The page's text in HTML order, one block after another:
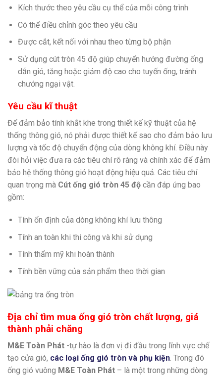
Kích thước theo yêu cầu cụ thể của mỗi công trình
Có thể điều chỉnh góc theo yêu cầu
Được cắt, kết nối với nhau theo từng bộ phận
Sử dụng cút tròn 45 độ giúp chuyển hướng đường ống
dẫn gió, tăng hoặc giảm độ cao cho tuyến ống, tránh
chướng ngại vật.
Yêu cầu kĩ thuật
Để đảm bảo tính khắt khe trong thiết kế kỹ thuật của hệ
thống thông gió, nó phải được thiết kế sao cho đảm bảo lưu
lượng và tốc độ chuyển động của dòng không khí. Điều này
đòi hỏi việc đưa ra các tiêu chí rõ ràng và chính xác để đảm
bảo hệ thống thông gió hoạt động hiệu quả. Các tiêu chí
quan trọng mà Cút ống gió tròn 45 độ cần đáp ứng bao
gồm:
Tính ổn định của dòng không khí lưu thông
Tính an toàn khi thi công và khi sử dụng
Tính thẩm mỹ khi hoàn thành
Tính bền vững của sản phẩm theo thời gian
Địa chỉ tìm mua ống gió tròn chất lượng, giá
thành phải chăng
M&E Toàn Phát -tự hào là đơn vị đi đầu trong lĩnh vực chế
tạo cửa gió, các loại ống gió tròn và phụ kiện. Trong đó
ống gió vuông M&E Toàn Phát – là một trong những dòng